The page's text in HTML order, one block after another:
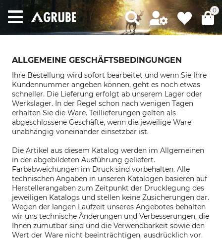
0
ALLGEMEINE GESCHÄFTSBEDINGUNGEN
Ihre Bestellung wird sofort bearbeitet und wenn Sie Ihre
Kundennummer angeben können, geht es noch etwas
schneller. Die Lieferung erfolgt ab unserem Lager oder
Werkslager. In der Regel schon nach wenigen Tagen
erhalten Sie die Ware. Teillieferungen gelten als
abgeschlossene Geschäfte, wenn die jeweilige Ware
unabhängig voneinander einsetzbar ist.
Die Artikel aus diesem Katalog werden im Allgemeinen
in der abgebildeten Ausführung geliefert.
Farbabweichungen im Druck sind vorbehalten. Alle
technischen Angaben in unseren Katalogen basieren auf
Herstellerangaben zum Zeitpunkt der Drucklegung des
jeweiligen Katalogs und stellen keine Zusicherungen dar.
Wegen der langen Laufzeit unseres Angebotes behalten
wir uns technische Änderungen und Verbesserungen, die
Ihnen zumutbar sind und die Verwendbarkeit sowie den
Wert der Ware nicht beeinträchtigen, ausdrücklich vor.